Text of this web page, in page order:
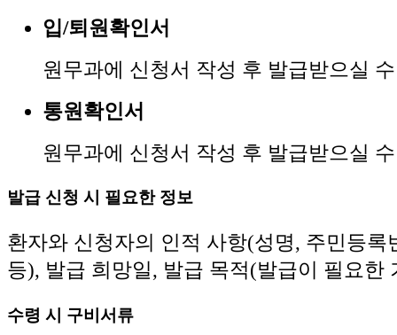
입/퇴원확인서
원무과에 신청서 작성 후 발급받으실
통원확인서
원무과에 신청서 작성 후 발급받으실
발급 신청 시 필요한 정보
환자와 신청자의 인적 사항(성명, 주민등록
등), 발급 희망일, 발급 목적(발급이 필요한
수령 시 구비서류